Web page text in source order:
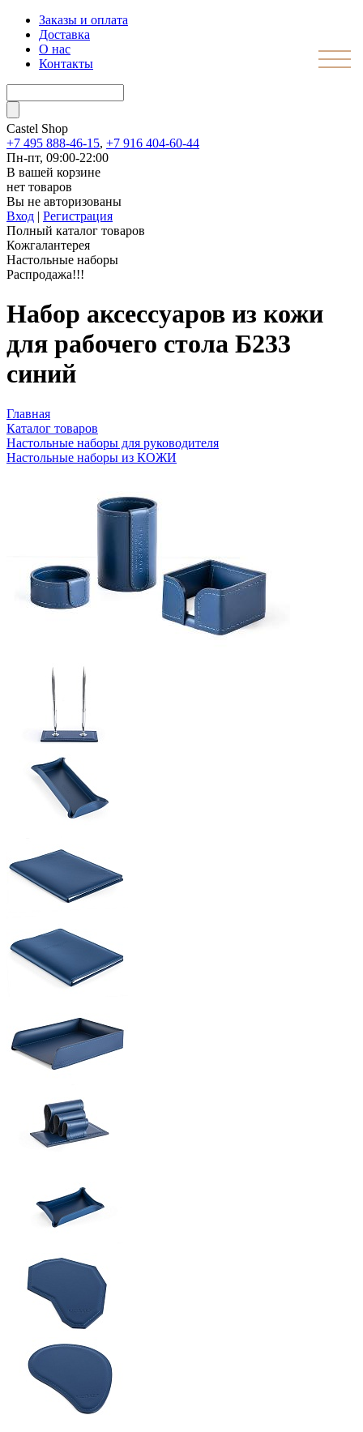
Заказы и оплата
Доставка
О нас
Контакты
Castel Shop
+7 495 888-46-15, +7 916 404-60-44
Пн-пт, 09:00-22:00
В вашей корзине
нет товаров
Вы не авторизованы
Вход | Регистрация
Полный каталог товаров
Кожгалантерея
Настольные наборы
Распродажа!!!
Набор аксессуаров из кожи
для рабочего стола Б233
синий
Главная
Каталог товаров
Настольные наборы для руководителя
Настольные наборы из КОЖИ